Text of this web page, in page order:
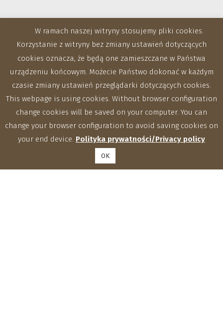
W ramach naszej witryny stosujemy pliki cookies.
Korzystanie z witryny bez zmiany ustawień dotyczących
cookies oznacza, że będą one zamieszczane w Państwa
urządzeniu końcowym. Możecie Państwo dokonać w każdym
czasie zmiany ustawień przeglądarki dotyczących cookies.
This webpage is using cookies. Without browser configuration
change cookies will be saved on your computer. You can
change your browser configuration to avoid saving cookies on
your end device. Polityka prywatności/Privacy policy
OK